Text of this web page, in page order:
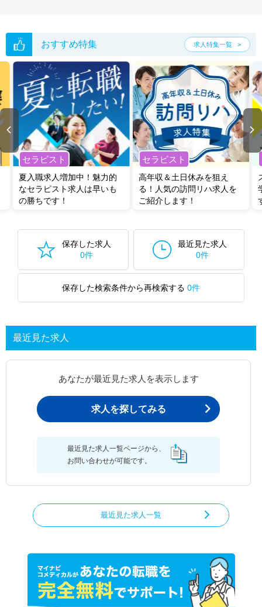
おすすめ特集 求人特集一覧
セラピスト
夏入職求人増加中！魅力的
なセラピスト求人は早いも
の勝ちです！
セラピスト
高年収＆土日休みを狙え
る！人気の訪問リハ求人を
ご紹介します！
保存した求人
0件
最近見た求人
0件
保存した検索条件から再検索する 0件
最近見た求人
あなたが最近見た求人を表示します
求人を探してみる
最近見た求人一覧ページから、
お問い合わせが可能です。
最近見た求人一覧